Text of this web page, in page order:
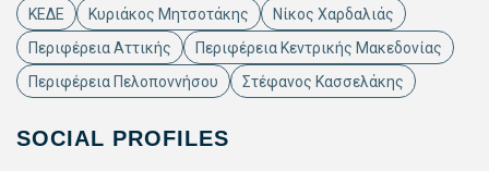
ΚΕΔΕ
Κυριάκος Μητσοτάκης
Νίκος Χαρδαλιάς
Περιφέρεια Αττικής
Περιφέρεια Κεντρικής Μακεδονίας
Περιφέρεια Πελοποννήσου
Στέφανος Κασσελάκης
SOCIAL PROFILES